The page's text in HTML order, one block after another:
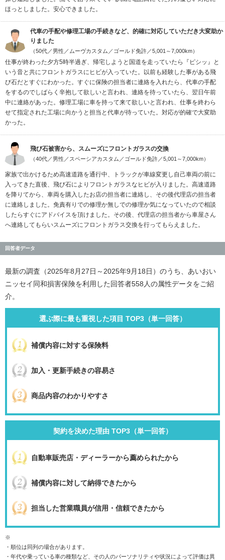
ほっとしました。安心できました。
代車の手配や修理工場の手続きなど、的確に対応していただき大変助か
りました
（50代／男性／ムーヴカスタム／ゴールド免許／5,001～7,000km）
仕事が終わった夕方5時半過ぎ、帰宅しようと国道を走っていたら『ピシッ』と
いう音と共にフロントガラスにヒビが入っていた。以前も経験した事がある飛
び石だとすぐにわかった。すぐに保険の担当者に連絡を入れたら、代車の手配
をするのでしばらく辛抱して欲しいと言われ、連絡を待っていたら、翌日午前
中に連絡があった。修理工場に車を持って来て欲しいと言われ、仕事を終わら
せて指定された工場に向かうと担当と代車が待っていた。対応が的確で大変助
かった。
飛び石被害から、スムーズにフロントガラスの交換
（40代／男性／スペーシアカスタム／ゴールド免許／5,001～7,000km）
家族で出かけるため高速道路を通行中、トラックが車線変更し自己車両の前に
入ってきた直後、飛び石によりフロントガラスなヒビが入りました。高速道路
を降りてから、車両を購入したお店の担当者に連絡し、その後代理店の担当者
に連絡しました。免責有りでの修理か無しでの修理か気になっていたので相談
したらすぐにアドバイスを頂けました。その後、代理店の担当者から車屋さん
へ連絡してもらいスムーズにフロントガラス交換を行ってもらえました。
回答者データ
最新の調査（2025年8月27日～2025年9月18日）のうち、あいおい
ニッセイ同和損害保険を利用した回答者558人の属性データをご紹
介。
選ぶ際に最も重視した項目 TOP3（単一回答）
補償内容に対する保険料
加入・更新手続きの容易さ
商品内容のわかりやすさ
契約を決めた理由 TOP3（単一回答）
自動車販売店・ディーラーから薦められたから
補償内容に対して納得できたから
担当した営業職員が信用・信頼できたから
※
・順位は同列の場合があります。
・年代や乗っている車の種類など、その人のパーソナリティや状況によって評価は異